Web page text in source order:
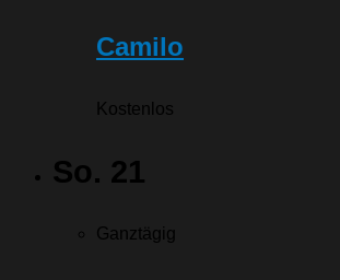
Camilo
Kostenlos
So. 21
Ganztägig